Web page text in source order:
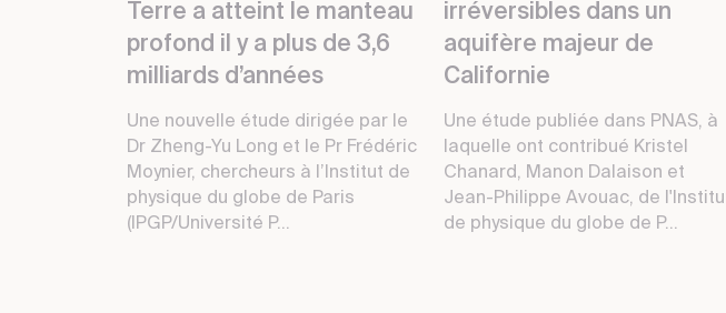
Terre a atteint le manteau
profond il y a plus de 3,6
milliards d’années
Une nouvelle étude dirigée par le
Dr Zheng-Yu Long et le Pr Frédéric
Moynier, chercheurs à l’Institut de
physique du globe de Paris
(IPGP/Université P...
irréversibles dans un
aquifère majeur de
Californie
Une étude publiée dans PNAS, à
laquelle ont contribué Kristel
Chanard, Manon Dalaison et
Jean-Philippe Avouac, de
de physique du globe de P...